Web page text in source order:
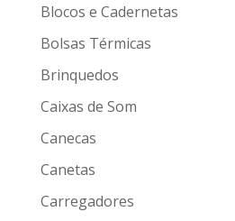
Blocos e Cadernetas
Bolsas Térmicas
Brinquedos
Caixas de Som
Canecas
Canetas
Carregadores